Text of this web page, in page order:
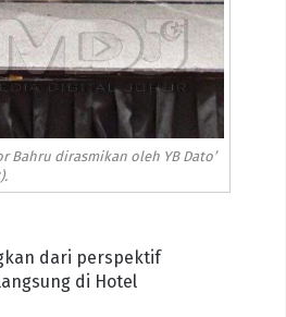
Bahru dirasmikan oleh YB Dato’
dari perspektif
di Hotel